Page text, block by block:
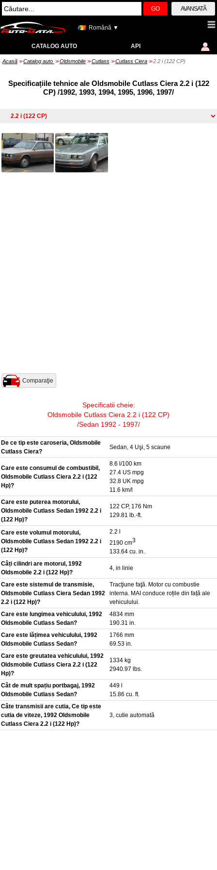
GO AVANSATĂ
Română ▼
CATALOG AUTO API
Acasă >> Catalog auto >> Oldsmobile >> Cutlass >> Cutlass Ciera >> 2.2 i (122 CP)
Specificațiile tehnice ale Oldsmobile Cutlass Ciera 2.2 i (122
CP) /1992, 1993, 1994, 1995, 1996, 1997/
Comparaţie
Specificatii cheie:
Oldsmobile Cutlass Ciera 2.2 i (122 CP)
/Sedan 1992 - 1997/
De ce tip este caroseria, Oldsmobile
Cutlass Ciera?
Sedan, 4 Uşi, 5 scaune
Care este consumul de combustibil,
Oldsmobile Cutlass Ciera 2.2 i (122
Hp)?
8.6 l/100 km
27.4 US mpg
32.8 UK mpg
11.6 km/l
Care este puterea motorului,
Oldsmobile Cutlass Sedan 1992 2.2 i
(122 Hp)?
122 CP, 176 Nm
129.81 lb.-ft.
Care este volumul motorului,
Oldsmobile Cutlass Sedan 1992 2.2 i
(122 Hp)?
2.2 l
2190 cm3
133.64 cu. in.
Câți cilindri are motorul, 1992
Oldsmobile 2.2 i (122 Hp)?
4, in linie
Care este sistemul de transmisie,
Oldsmobile Cutlass Ciera Sedan 1992
2.2 i (122 Hp)?
Tracţiune faţă. Motor cu combustie
interna. MAI conduce roțile din față ale
vehiculului.
Care este lungimea vehiculului, 1992
Oldsmobile Cutlass Sedan?
4834 mm
190.31 in.
Care este lățimea vehiculului, 1992
Oldsmobile Cutlass Sedan?
1766 mm
69.53 in.
Care este greutatea vehiculului, 1992
Oldsmobile Cutlass Ciera 2.2 i (122
Hp)?
1334 kg
2940.97 lbs.
Cât de mult spațiu portbagaj, 1992
Oldsmobile Cutlass Sedan?
449 l
15.86 cu. ft.
Câte transmisii are cutia, Ce tip este
cutia de viteze, 1992 Oldsmobile
Cutlass Ciera 2.2 i (122 Hp)?
3, cutie automată